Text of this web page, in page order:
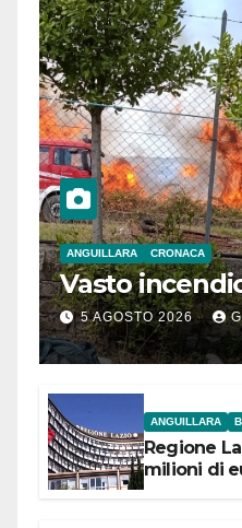
ANGUILLARA CRONACA
Vasto
5 AGOSTO 2026
ANGUILLARA
Regione
milioni di